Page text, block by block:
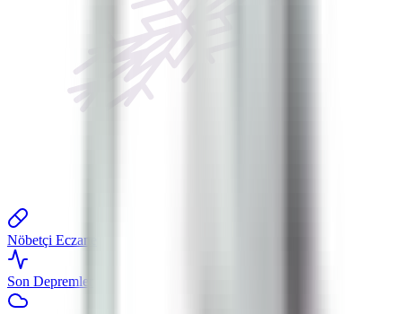
Nöbetçi Eczane
Son Depremler